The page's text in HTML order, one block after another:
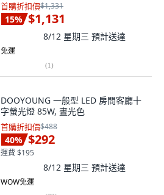
首購折扣價$1,331
15% $1,131
8/12 星期三 預計送達
免運
(1)
DOOYOUNG 一般型 LED 房間客廳十
字螢光燈 85W, 晝光色
首購折扣價$488
40% $292
運費 $195
8/12 星期三 預計送達
WOW免運